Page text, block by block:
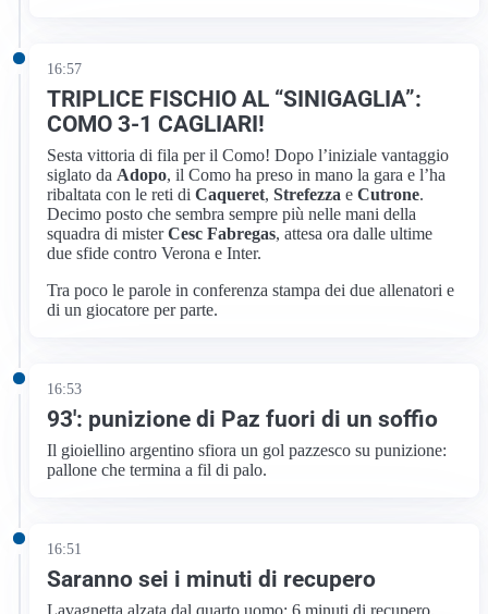
16:57
TRIPLICE FISCHIO AL “SINIGAGLIA”:
COMO 3-1 CAGLIARI!
Sesta vittoria di fila per il Como! Dopo l’iniziale vantaggio
siglato da Adopo, il Como ha preso in mano la gara e l’ha
ribaltata con le reti diCaqueret,Strefezza eCutrone.
Decimo posto che sembra sempre più nelle mani della
squadra di misterCesc Fabregas, attesa ora dalle ultime
due sfide contro Verona e Inter.
Tra poco le parole in conferenza stampa dei due allenatori e
di un giocatore per parte.
16:53
93′: punizione di Paz fuori di un soffio
Il gioiellino argentino sfiora un gol pazzesco su punizione:
pallone che termina a fil di palo.
16:51
Saranno sei i minuti di recupero
Lavagnetta alzata dal quarto uomo: 6 minuti di recupero.